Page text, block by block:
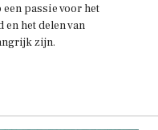
passie voor het
en het delen van
zijn.